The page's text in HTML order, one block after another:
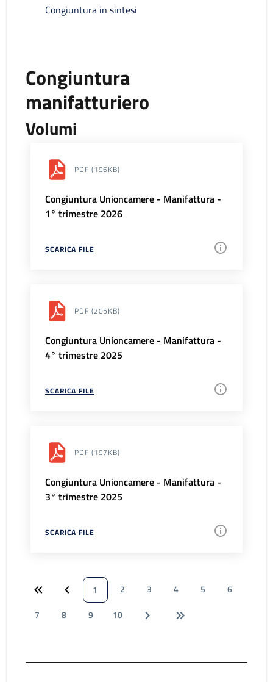
Congiuntura in sintesi
Congiuntura
manifatturiero
Volumi
PDF (196KB)
Congiuntura Unioncamere - Manifattura -
1° trimestre 2026
SCARICA FILE
PDF (205KB)
Congiuntura Unioncamere - Manifattura -
4° trimestre 2025
SCARICA FILE
PDF (197KB)
Congiuntura Unioncamere - Manifattura -
3° trimestre 2025
SCARICA FILE
1 2 3 4 5
6
7
8 9 10